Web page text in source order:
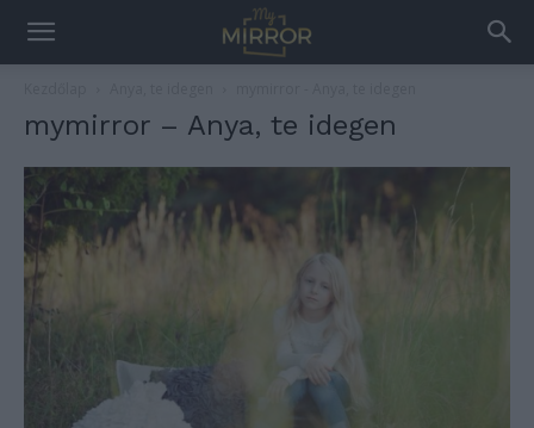
mymirror – Anya, te idegen